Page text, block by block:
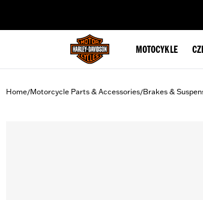
MOTOCYKLE
Home/Motorcycle Parts & Accessories/Brakes &